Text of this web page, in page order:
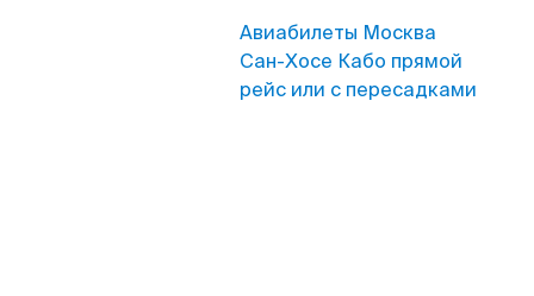
Авиабилеты Москва
Сан-Хосе Кабо прямой
рейс или с пересадками